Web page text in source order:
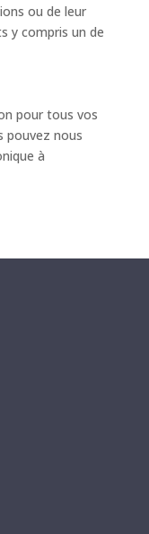
ou de leur
y compris un de
pour tous vos
pouvez nous
à